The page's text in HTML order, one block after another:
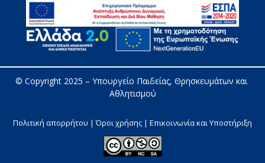
© Copyright 2025 – Υπουργείο Παιδείας, Θρησκευμάτων και
Αθλητισμού
Πολιτική απορρήτου | Όροι χρήσης | Επικοινωνία και Υποστήριξη